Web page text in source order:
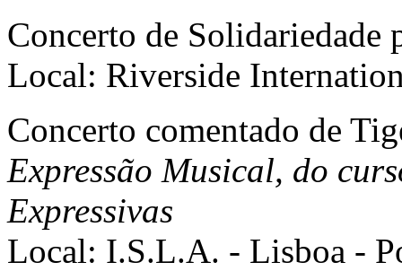
Concerto de Solidariedade
Local: Riverside
Concerto comentado de
Expressão Musical, do
Expressivas
Local: I.S.L.A. - Lisboa -